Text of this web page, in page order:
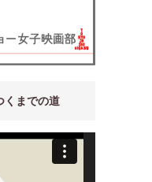
くまでの道